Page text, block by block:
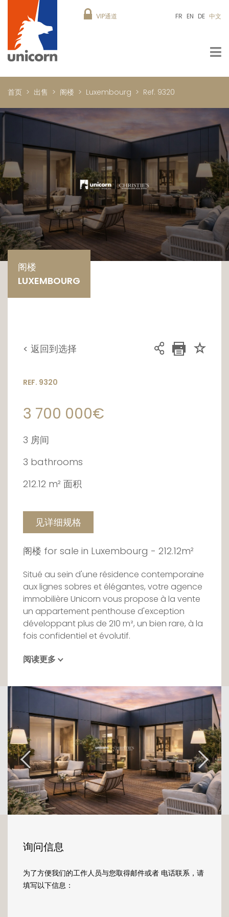
VIP通道 FR EN DE 中文
首页 出售 阁楼 Luxembourg Ref. 9320
阁楼
LUXEMBOURG
< 返回到选择
REF. 9320
3 700 000€
3 房间
3 bathrooms
212.12 m² 面积
见详细规格
阁楼 for sale in Luxembourg - 212.12m²
Situé au sein d'une résidence contemporaine
aux lignes sobres et élégantes, votre agence
immobilière Unicorn vous propose à la vente
un appartement penthouse d'exception
développant plus de 210 m², un bien rare, à la
fois confidentiel et évolutif.
Implanté au dernier étage, cet appartement
luminosité, calme et une réelle sensation
d'espace en milieu urbain, ainsi que de
superbes vues dégagées sur la ville,
renforçant son caractère exclusif.
Dès l'entrée, les volumes s'imposent avec
justesse et fluidité, laissant place à une
organisation pensée pour un confort de vie
optimal.
Les espaces de réception, composés du
à de larges baies vitrées toute hauteur,
et extérieur.
阅读更多
询问信息
为了方便我们的工作人员与您取得邮件或者 电话联系，请
填写以下信息：